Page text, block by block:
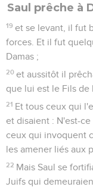
Saul prêche à
19 et se levant, il fut
forces. Et il fut
Damas ;
20 et aussitôt il
que lui est le Fils de
21 Et tous ceux qui
et disaient : N'est-
ceux qui invoquent
les amener liés aux
22 Mais Saul se
Juifs qui